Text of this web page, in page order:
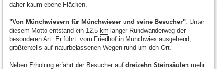
daher kaum ebene Flächen.
"Von Münchwiesern für Münchwieser und seine Besucher" . Unter
diesem Motto entstand ein 12,5 km langer Rundwanderweg der
besonderen Art. Er führt, vom Friedhof in Münchwies ausgehend,
größtenteils auf naturbelassenen Wegen rund um den Ort.
Neben Erholung erfährt der Besucher auf dreizehn Steinsäulen mehr